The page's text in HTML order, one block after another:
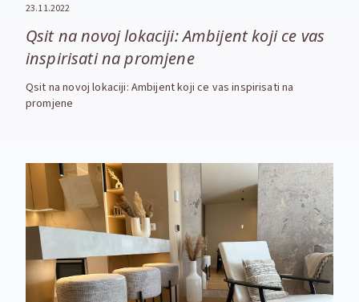
23.11.2022
Qsit na novoj lokaciji: Ambijent koji ce vas
inspirisati na promjene
Qsit na novoj lokaciji: Ambijent koji ce vas inspirisati na
promjene